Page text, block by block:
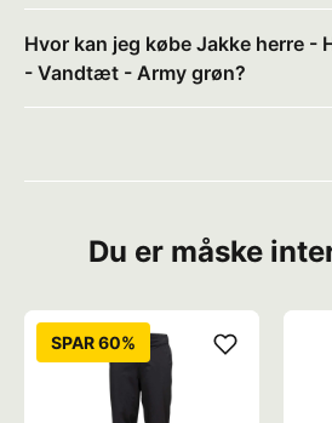
Hvor kan jeg købe Jakke herre -
- Vandtæt - Army grøn?
Du er måske
SPAR 60%